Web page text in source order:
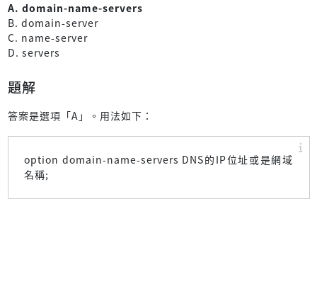
A. domain-name-servers
B. domain-server
C. name-server
D. servers
題解
答案是選項「A」。用法如下：
option domain-name-servers DNS的IP位址或是網域
名稱;